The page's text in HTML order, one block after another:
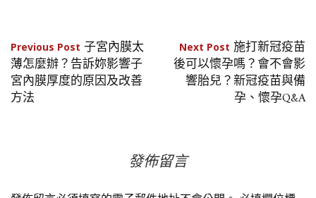
文
章
導
Previous Post 子宮內膜太
薄怎麼辦？告訴妳影響子
宮內膜厚度的原因及改善
方法
Next Post 施打新冠疫苗
後可以懷孕嗎？會不會影
響胎兒？新冠疫苗與備
孕、懷孕Q&A
發佈留言